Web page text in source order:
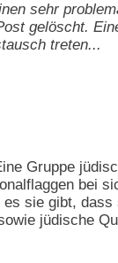
sehr
gelöscht.
treten...
Gruppe
bei
sie gibt,
jüdische